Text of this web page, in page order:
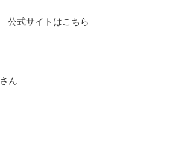
公式サイトはこちら
さん